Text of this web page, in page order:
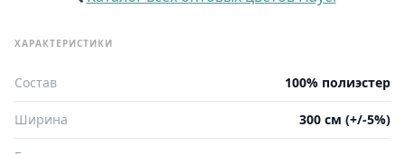
ХАРАКТЕРИСТИКИ
Состав 100% полиэстер
Ширина 300 см (+/-5%)